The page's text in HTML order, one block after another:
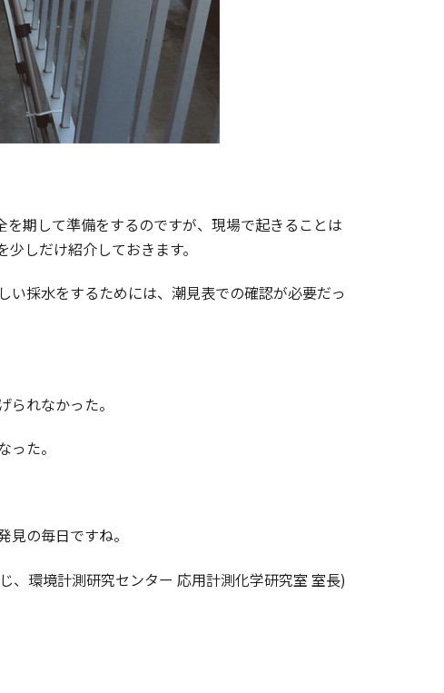
期して準備をするのですが、現場で起きることは
しだけ紹介しておきます。
採水をするためには、潮見表での確認が必要だっ
れなかった。
た。
の毎日ですね。
環境計測研究センター 応用計測化学研究室 室長)